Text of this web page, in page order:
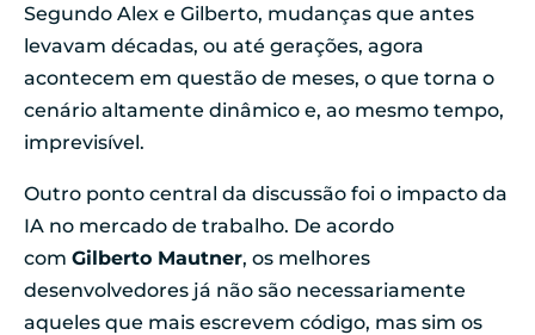
Segundo Alex e Gilberto, mudanças que antes
levavam décadas, ou até gerações, agora
acontecem em questão de meses, o que torna o
cenário altamente dinâmico e, ao mesmo tempo,
imprevisível.
Outro ponto central da discussão foi o impacto da
IA no mercado de trabalho. De acordo
com Gilberto Mautner, os melhores
desenvolvedores já não são necessariamente
aqueles que mais escrevem código, mas sim os